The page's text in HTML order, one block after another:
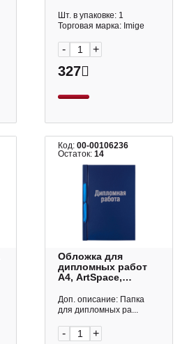
Шт. в упаковке: 1
Торговая марка: Imige
- +
327
Код:00-00106236
Остаток:14
Обложка для
дипломных работ
А4, ArtSpace,
шнурке , синяя
ОДРб_14233
Доп. описание: Папка
для дипломных ра...
- +